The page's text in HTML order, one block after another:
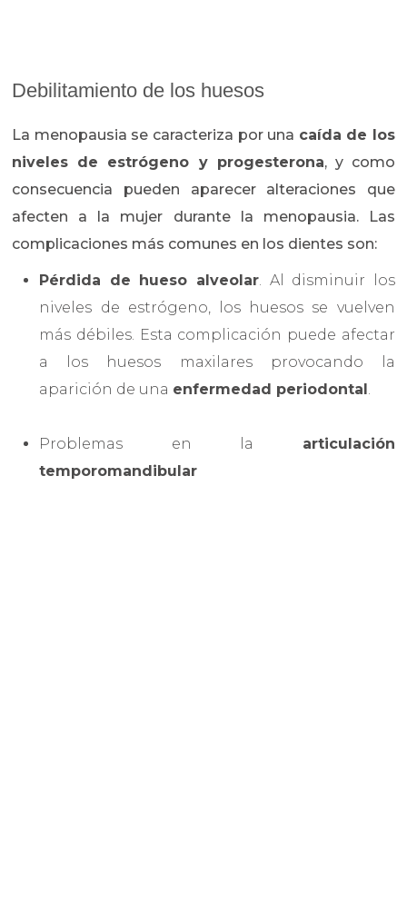
Debilitamiento de los huesos
La menopausia se caracteriza por una caída de los
niveles de estrógeno y progesterona, y como
consecuencia pueden aparecer alteraciones que
afecten a la mujer durante la menopausia. Las
complicaciones más comunes en los dientes son:
Pérdida de hueso alveolar. Al disminuir los
niveles de estrógeno, los huesos se vuelven
más débiles. Esta complicación puede afectar
a los huesos maxilares provocando la
aparición de una enfermedad periodontal .
Problemas en la articulación
temporomandibular